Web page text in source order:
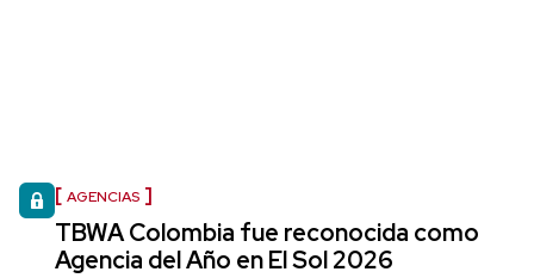
AGENCIAS
TBWA Colombia fue reconocida como
Agencia del Año en El Sol 2026